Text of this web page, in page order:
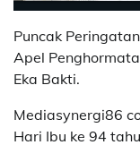
Puncak
Apel
Eka Bakti.
Mediasynergi86
Hari Ibu ke 94